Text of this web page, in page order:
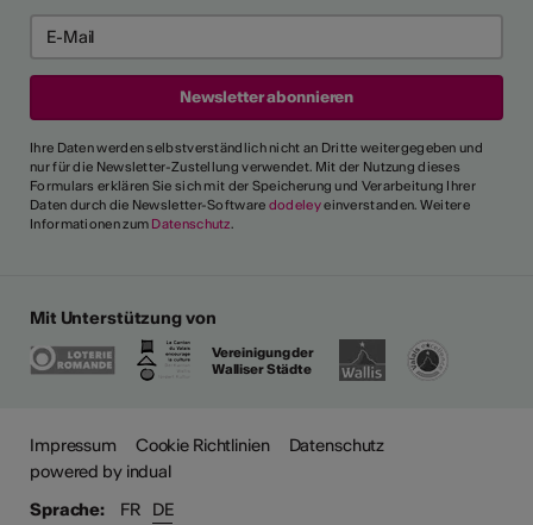
Ihre Daten werden selbstverständlich nicht an Dritte weitergegeben und
nur für die Newsletter-Zustellung verwendet. Mit der Nutzung dieses
Formulars erklären Sie sich mit der Speicherung und Verarbeitung Ihrer
Daten durch die Newsletter-Software dodeleyeinverstanden. Weitere
Informationen zum Datenschutz.
Mit Unterstützung von
Vereinigung der
Walliser Städte
Impressum Cookie Richtlinien
Datenschutz
powered by indual
Sprache:
FR DE